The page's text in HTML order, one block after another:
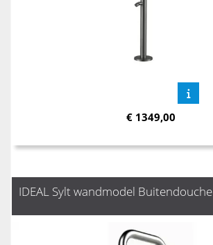
€ 1349,00
IDEAL Sylt wandmodel Buitendouche